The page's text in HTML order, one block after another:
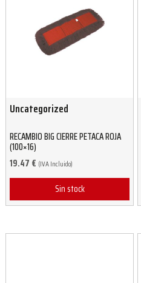
Uncategorized
RECAMBIO BIG CIERRE PETACA ROJA
(100×16)
19.47 € (IVA Incluido)
Sin stock